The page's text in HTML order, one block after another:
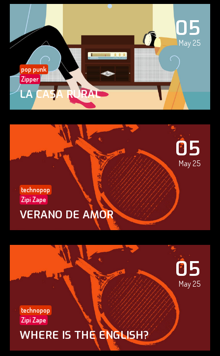
05
May 25
pop punk
Zipper
LA CASA RURAL
05
May 25
technopop
Zipi Zape
VERANO DE AMOR
05
May 25
technopop
Zipi Zape
WHERE IS THE ENGLISH?